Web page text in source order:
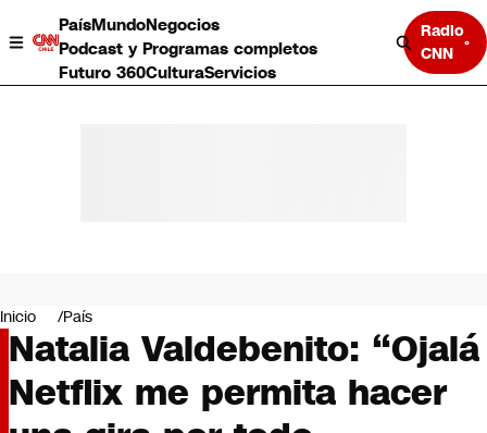
PaísMundoNegocios
Podcast y Programas completos
Futuro 360CulturaServicios
Radio
CNN
Negocios
Deportes
Programas completos
Cultura
Servicios
Inicio País
Natalia Valdebenito: “Ojalá
Netflix me permita hacer